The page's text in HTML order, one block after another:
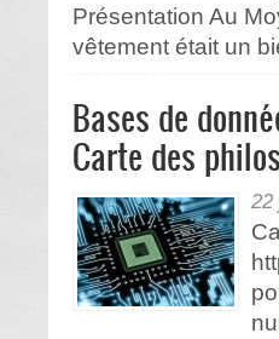
Présentation Au
vêtement était un
Bases de
Carte des
22